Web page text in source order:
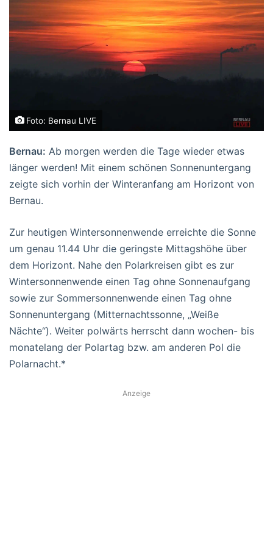
Foto: Bernau LIVE
Bernau: Ab morgen werden die Tage wieder etwas
länger werden! Mit einem schönen Sonnenuntergang
zeigte sich vorhin der Winteranfang am Horizont von
Bernau.
Zur heutigen Wintersonnenwende erreichte die Sonne
um genau 11.44 Uhr die geringste Mittagshöhe über
dem Horizont. Nahe den Polarkreisen gibt es zur
Wintersonnenwende einen Tag ohne Sonnenaufgang
sowie zur Sommersonnenwende einen Tag ohne
Sonnenuntergang (Mitternachtssonne, „Weiße
Nächte“). Weiter polwärts herrscht dann wochen- bis
monatelang der Polartag bzw. am anderen Pol die
Polarnacht.*
Anzeige